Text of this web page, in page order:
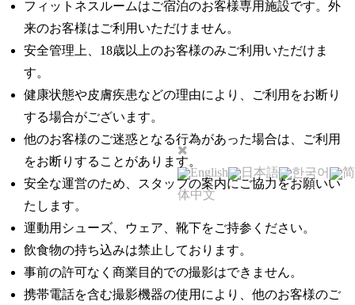
English 日本語 한국어
简
体中文
フィットネスルームはご宿泊のお客様専用施設です。外
来のお客様はご利用いただけません。
安全管理上、18歳以上のお客様のみご利用いただけま
す。
健康状態や皮膚疾患などの理由により、ご利用をお断り
する場合がございます。
他のお客様のご迷惑となる行為があった場合は、ご利用
をお断りすることがあります。
安全な運営のため、スタッフの案内にご協力をお願いい
たします。
運動用シューズ、ウェア、靴下をご持参ください。
飲食物の持ち込みは禁止しております。
事前の許可なく商業目的での撮影はできません。
携帯電話を含む撮影機器の使用により、他のお客様のご